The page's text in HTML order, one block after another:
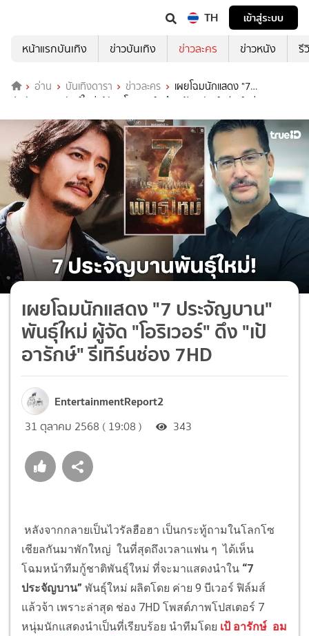
TH
เข้าสู่ระบบ
หน้าแรกบันเทิง
ข่าวบันเทิง ข่าวละคร ข่าวหนัง รี
อ่าน บันเทิงดารา ข่าวละคร
เผยโฉมนักแสดง "7
ประจัญบาน" พันธุ์ใหม่ ผู้จัด "โอริเวอร์" ดึง "เป้ อารักษ์" รีเทิร์นช่อง 7HD
เผยโฉมนักแสดง "7 ประจัญบาน"
พันธุ์ใหม่ ผู้จัด "โอริเวอร์" ดึง "เป้
อารักษ์" รีเทิร์นช่อง 7HD
EntertainmentReport2
31 ตุลาคม 2568 ( 19:08 ) 343
หลังจากกลายเป็นไวรัลฮือฮา เป็นกระทู้ถามในโลกโซ
เชียลกันมาพักใหญ่ ในที่สุดถึงเวลาแฟน ๆ ได้เห็น
โฉมหน้าทีมกู้ชาติพันธุ์ใหม่ ที่จะมาแสดงนำใน “7
ประจัญบาน” พันธุ์ใหม่ ผลิตโดย ค่าย 9 บีเวอร์ ฟิล์มส์
แล้วจ้า เพราะล่าสุด ช่อง 7HD โพสต์ภาพโปสเตอร์ 7
หนุ่มนักแสดงนำเป็นที่เรียบร้อย นำทีมโดย เป้ อารักษ์ อม